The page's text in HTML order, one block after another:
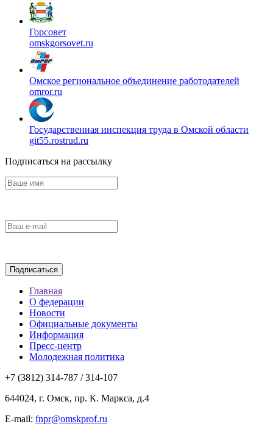
Горсовет
omskgorsovet.ru
Омское региональное объединение работодателей
omror.ru
Государственная инспекция труда в Омской области
git55.rostrud.ru
Подписаться на рассылку
Главная
О федерации
Новости
Официальные документы
Информация
Пресс-центр
Молодежная политика
+7 (3812) 314-787 / 314-107
644024, г. Омск, пр. К. Маркса, д.4
E-mail: fnpr@omskprof.ru